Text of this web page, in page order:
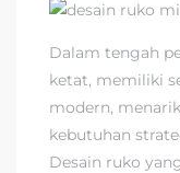
Dalam tengah
ketat, memiliki
modern,
kebutuhan
Desain ruko